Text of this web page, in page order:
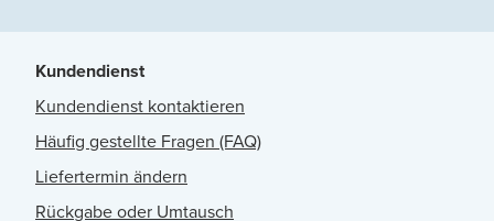
Kundendienst
Kundendienst kontaktieren
Häufig gestellte Fragen (FAQ)
Liefertermin ändern
Rückgabe oder Umtausch